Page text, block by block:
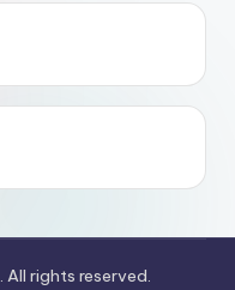
. All rights reserved.